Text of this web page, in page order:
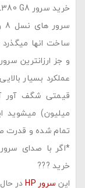
خرید سرور DL380 G8
ساخت انها
قیمتی شگف آور
میلیون) میشوید
تمام شده و قدرت
*اگر با صدای
خرید ???
این سرور HP در